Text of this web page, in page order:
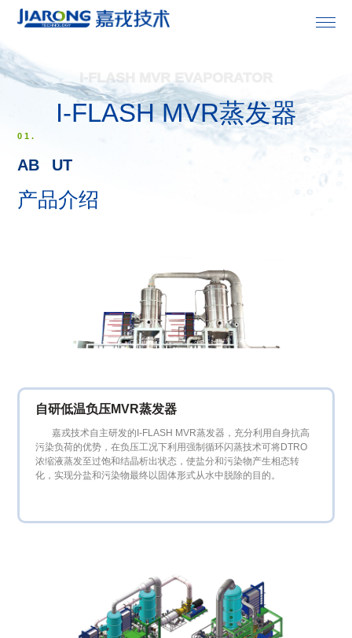
首页
膜产品
成套设备
新闻资讯
投资者关系
I-FLASH MVR EVAPORATOR
I-FLASH MVR蒸发器
01.
AB UT
产品介绍
自研低温负压MVR蒸发器
嘉戎技术自主研发的I-FLASH MVR蒸发器，充分利用自身抗高
污染负荷的优势，在负压工况下利用强制循环闪蒸技术可将DTRO
浓缩液蒸发至过饱和结晶析出状态，使盐分和污染物产生相态转
化，实现分盐和污染物最终以固体形式从水中脱除的目的。